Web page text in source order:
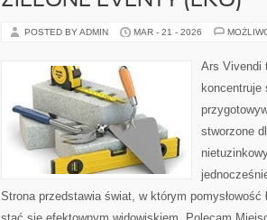
POSTED BY ADMIN MAR - 21 - 2026
Ars Vivendi
koncentruje
stworzone
Strona przedstawia świat, w którym